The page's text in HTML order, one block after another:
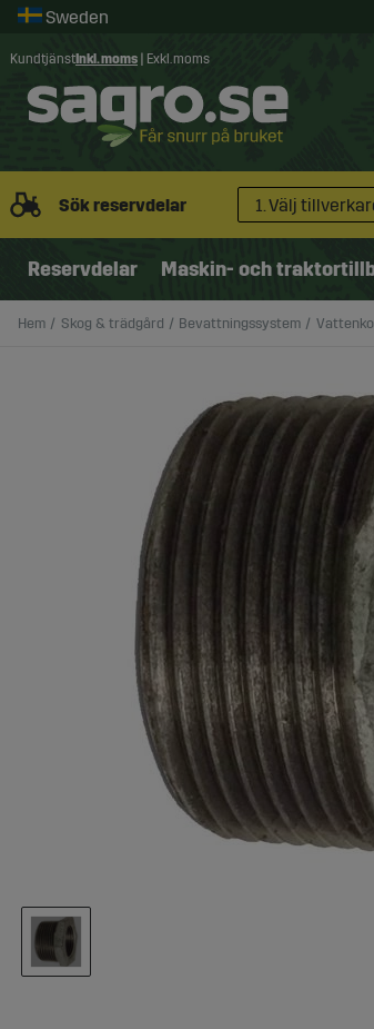
Kundtjänst Inkl. moms Exkl. moms
Sök reservdelar 1. Välj
Reservdelar Maskin- och
Hem Skog & trädgård Bevattningssystem